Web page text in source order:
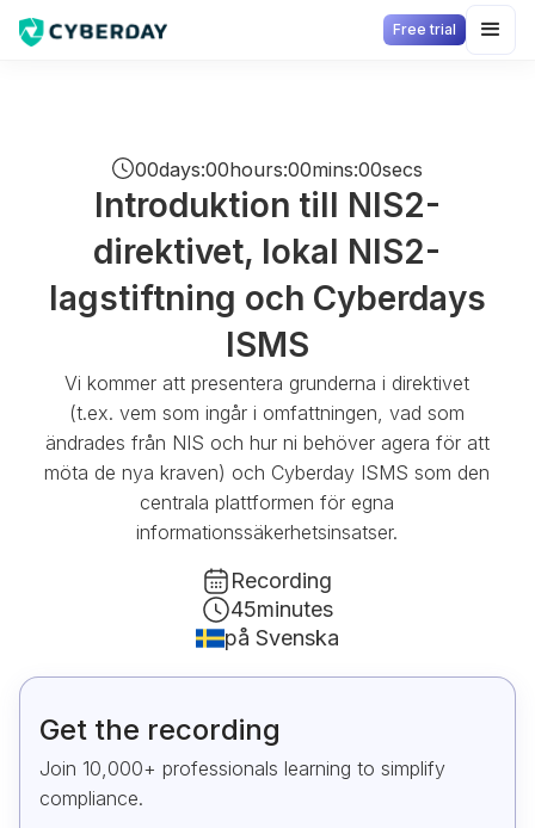
Free trial
00days:00hours:00mins:00secs
Introduktion till NIS2-
direktivet, lokal NIS2-
lagstiftning och Cyberdays
ISMS
Vi kommer att presentera grunderna i direktivet
(t.ex. vem som ingår i omfattningen, vad som
ändrades från NIS och hur ni behöver agera för att
möta de nya kraven) och Cyberday ISMS som den
centrala plattformen för egna
informationssäkerhetsinsatser.
Recording
45minutes
på Svenska
Get the recording
Join 10,000+ professionals learning to simplify
compliance.